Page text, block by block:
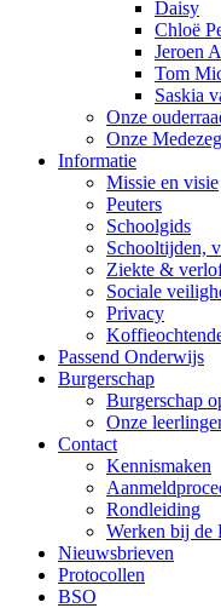
Daisy
Chloë
Jeroen
Tom
Saskia
Onze
Onze
Informatie
Missie en visie
Peuters
Schoolgids
Schooltijden,
Ziekte &
Sociale
Privacy
Passend Onderwijs
Burgerschap
Burgerschap
Onze
Contact
Kennismaken
Rondleiding
Werken bij de
Nieuwsbrieven
Protocollen
BSO